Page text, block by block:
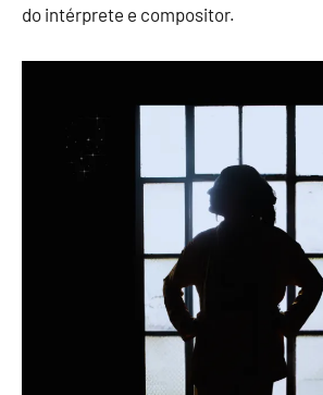
do intérprete e compositor.